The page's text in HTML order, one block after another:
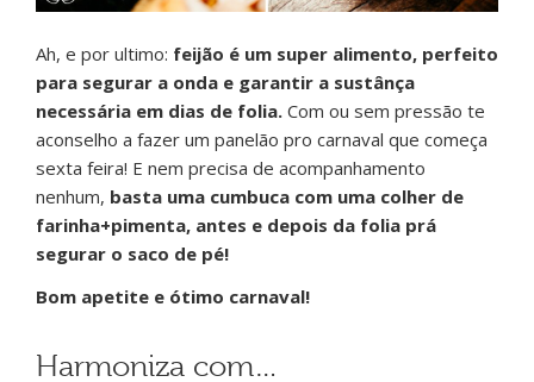
Ah, e por ultimo: feijão é um super alimento, perfeito
para segurar a onda e garantir a sustânça
necessária em dias de folia. Com ou sem pressão te
aconselho a fazer um panelão pro carnaval que começa
sexta feira! E nem precisa de acompanhamento
nenhum, basta uma cumbuca com uma colher de
farinha+pimenta, antes e depois da folia prá
segurar o saco de pé!
Bom apetite e ótimo carnaval!
Harmoniza com…